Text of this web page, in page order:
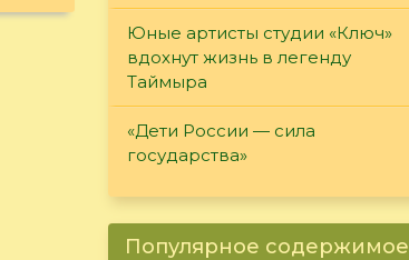
Юные артисты студии «Ключ»
вдохнут жизнь в легенду
Таймыра
«Дети России — сила
государства»
Популярное содержимое